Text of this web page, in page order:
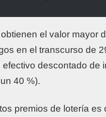
el valor mayor
en el transcurso de
descontado de
40 %).
premios de lotería es